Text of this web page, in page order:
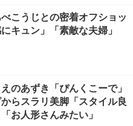
こうじとの密着オフショッ
キュン」「素敵な夫婦」
のあずき「ぴんくこーで」
らスラリ美脚「スタイル良
お人形さんみたい」